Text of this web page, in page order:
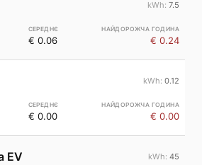
7.5
€ 0.06 € 0.24
0.12
€ 0.00 € 0.00
EV 45